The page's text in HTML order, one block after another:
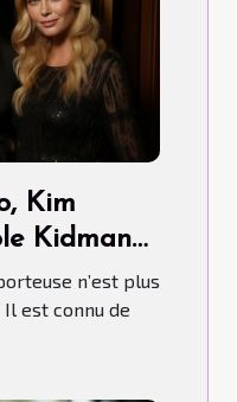
Kim
Kidman…
aux Mères
n’est plus
est connu de